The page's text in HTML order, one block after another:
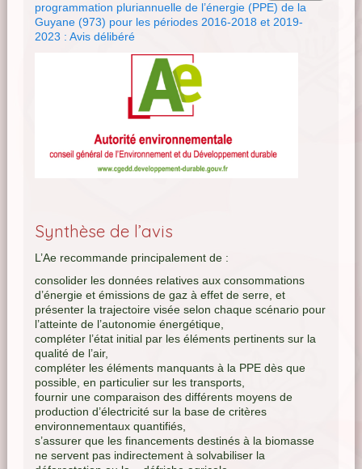
programmation pluriannuelle de l’énergie (PPE) de la
Guyane (973) pour les périodes 2016-2018 et 2019-
2023 : Avis délibéré
Synthèse de l’avis
L’Ae recommande principalement de :
consolider les données relatives aux consommations
d’énergie et émissions de gaz à effet de serre, et
présenter la trajectoire visée selon chaque scénario pour
l’atteinte de l’autonomie énergétique,
compléter l’état initial par les éléments pertinents sur la
qualité de l’air,
compléter les éléments manquants à la PPE dès que
possible, en particulier sur les transports,
fournir une comparaison des différents moyens de
production d’électricité sur la base de critères
environnementaux quantifiés,
s’assurer que les financements destinés à la biomasse
ne servent pas indirectement à solvabiliser la